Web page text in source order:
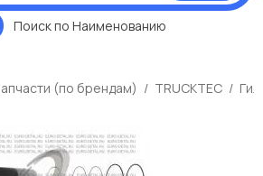
Поиск по Наименованию
(по брендам) TRUCKTEC